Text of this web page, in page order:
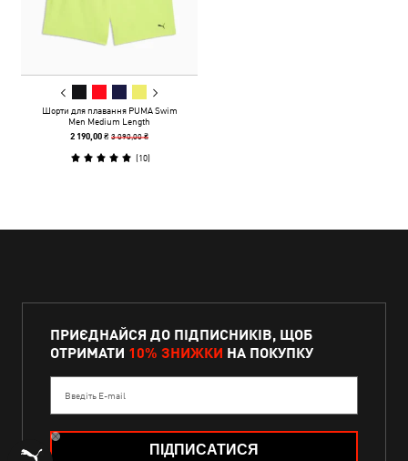
Шорти для плавання PUMA Swim
Men Medium Length
2 190,00 ₴3 090,00 ₴
(10)
ПРИЄДНАЙСЯ ДО ПІДПИСНИКІВ, ЩОБ
ОТРИМАТИ 10% ЗНИЖКИ НА ПОКУПКУ
Введіть E-mail
ПІДПИСАТИСЯ